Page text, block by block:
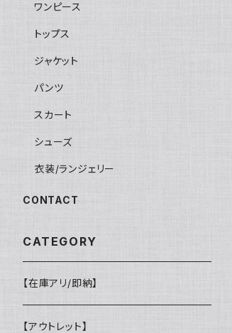
ワンピース
トップス
ジャケット
パンツ
スカート
シューズ
衣装/ランジェリー
CONTACT
CATEGORY
【在庫アリ/即納】
【アウトレット】